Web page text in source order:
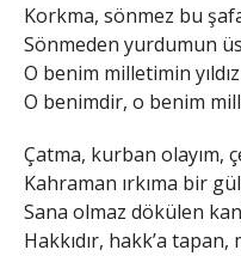
Korkma, sönmez bu
Sönmeden yurdumun
O benim milletimin
O benimdir, o benim
Çatma, kurban olayım,
Kahraman ırkıma bir
Sana olmaz dökülen
Hakkıdır, hakk’a